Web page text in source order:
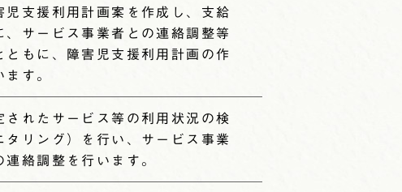
児支援利用計画案を作成し、支給
、サービス事業者との連絡調整等
ともに、障害児支援利用計画の作
ます。
されたサービス等の利用状況の検
タリング）を行い、サービス事業
連絡調整を行います。